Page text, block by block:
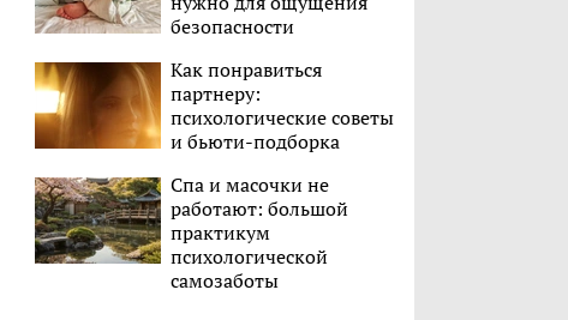
безопасности
Как понравиться
партнеру:
психологические советы
и бьюти-подборка
Спа и масочки не
работают: большой
практикум
психологической
самозаботы